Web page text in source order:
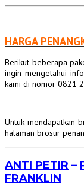
HARGA
Berikut beberapa
ingin mengetahui
kami di nomor 0821
Untuk mendapatkan
halaman brosur
ANTI PETIR –
FRANKLIN